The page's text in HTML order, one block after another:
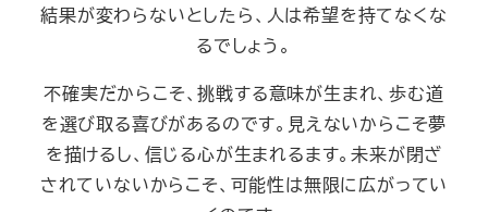
結果が変わらないとしたら、人は希望を持てなくな
るでしょう。
不確実だからこそ、挑戦する意味が生まれ、歩む道
を選び取る喜びがあるのです。見えないからこそ夢
を描けるし、信じる心が生まれるます。未来が閉ざ
されていないからこそ、可能性は無限に広がってい